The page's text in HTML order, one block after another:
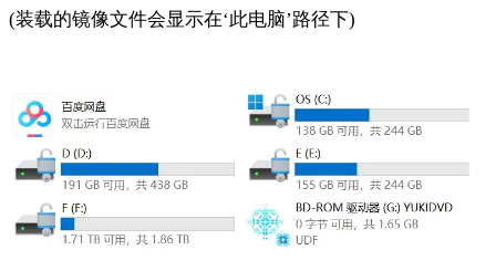
(装载的镜像文件会显示在‘此电脑’路径下)